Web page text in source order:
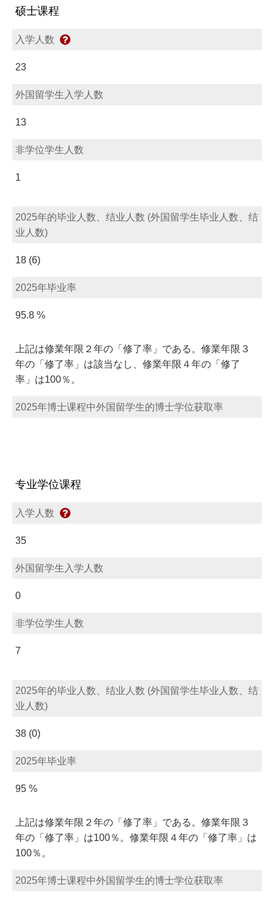
硕士课程
入学人数
23
外国留学生入学人数
13
非学位学生人数
1
2025年的毕业人数、结业人数 (外国留学生毕业人数、结
业人数)
18 (6)
2025年毕业率
95.8 %
上記は修業年限２年の「修了率」である。修業年限３
年の「修了率」は該当なし、修業年限４年の「修了
率」は100％。
2025年博士课程中外国留学生的博士学位获取率
专业学位课程
入学人数
35
外国留学生入学人数
0
非学位学生人数
7
2025年的毕业人数、结业人数 (外国留学生毕业人数、结
业人数)
38 (0)
2025年毕业率
95 %
上記は修業年限２年の「修了率」である。修業年限３
年の「修了率」は100％。修業年限４年の「修了率」は
100％。
2025年博士课程中外国留学生的博士学位获取率